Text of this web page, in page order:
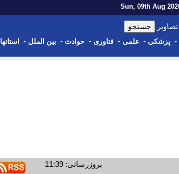
تصاویر
- پزشکی - علمی - فناوری - حوادث - بین الملل - استانها
بروزرسانی: 11:39